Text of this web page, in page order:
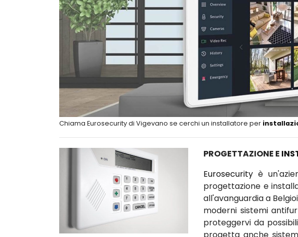
Chiama Eurosecurity di Vigevano se cerchi un installatore per
PROGETTAZIONE E
Eurosecurity è
progettazione e
all'avanguardia a
moderni sistemi
proteggervi da